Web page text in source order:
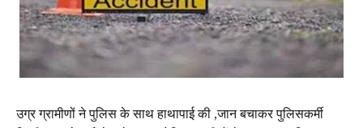
उग्र ग्रामीणों ने पुलिस के साथ हाथापाई की ,जान बचाकर पुलिसकर्मी